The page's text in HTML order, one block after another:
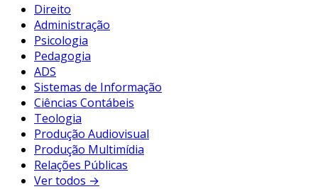
Direito
Administração
Psicologia
Pedagogia
ADS
Sistemas de Informação
Ciências Contábeis
Teologia
Produção Audiovisual
Produção Multimídia
Relações Públicas
Ver todos →